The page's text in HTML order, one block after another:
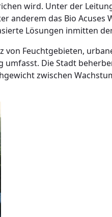
wird. Unter der
das Bio Acuses
Lösungen inmitten
Feuchtgebieten,
Die Stadt
zwischen